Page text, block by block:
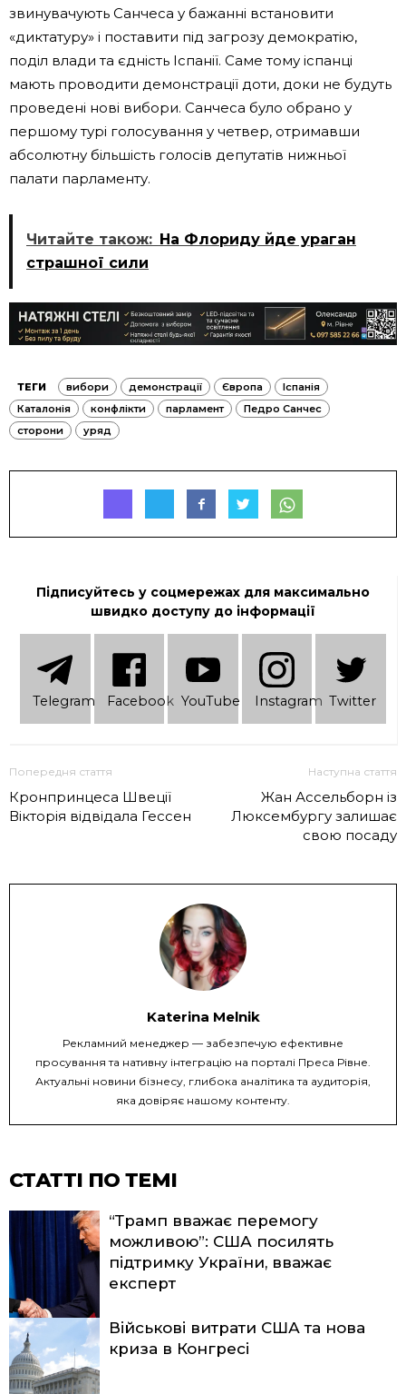
звинувачують Санчеса у бажанні встановити
«диктатуру» і поставити під загрозу демократію,
поділ влади та єдність Іспанії. Саме тому іспанці
мають проводити демонстрації доти, доки не будуть
проведені нові вибори. Санчеса було обрано у
першому турі голосування у четвер, отримавши
абсолютну більшість голосів депутатів нижньої
палати парламенту.
Читайте також: На Флориду йде ураган
страшної сили
ТЕГИ вибори демонстрації Європа
Іспанія
Каталонія
конфлікти парламент
Педро Санчес
сторони
уряд
Підписуйтесь у соцмережах для максимально
швидко доступу до інформації
Telеgram Facebook YouTube Instagram Twitter
Попередня стаття
Кронпринцеса Швеції
Вікторія відвідала Гессен
Наступна стаття
Жан Ассельборн із
Люксембургу залишає
свою посаду
Katerina Melnik
Рекламний менеджер — забезпечую ефективне
просування та нативну інтеграцію на порталі Преса Рівне.
Актуальні новини бізнесу, глибока аналітика та аудиторія,
яка довіряє нашому контенту.
СТАТТІ ПО ТЕМІ
“Трамп вважає перемогу
можливою”: США посилять
підтримку України, вважає
експерт
Військові витрати США та нова
криза в Конгресі